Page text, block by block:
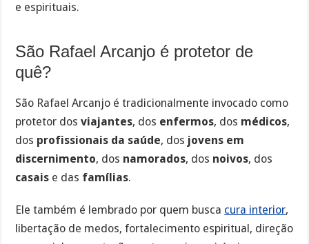
e espirituais.
São Rafael Arcanjo é protetor de
quê?
São Rafael Arcanjo é tradicionalmente invocado como
protetor dosviajantes, dos enfermos, dos médicos,
dos profissionais da saúde, dos jovens em
discernimento, dos namorados, dos noivos, dos
casais e das famílias.
Ele também é lembrado por quem busca cura interior,
libertação de medos, fortalecimento espiritual, direção